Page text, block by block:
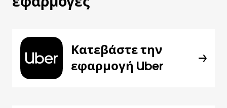
Κατεβάστε την
εφαρμογή Uber